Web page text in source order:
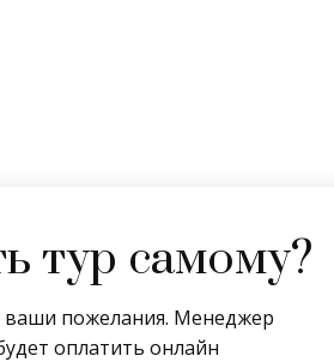
тур самому?
ваши пожелания. Менеджер
оплатить онлайн